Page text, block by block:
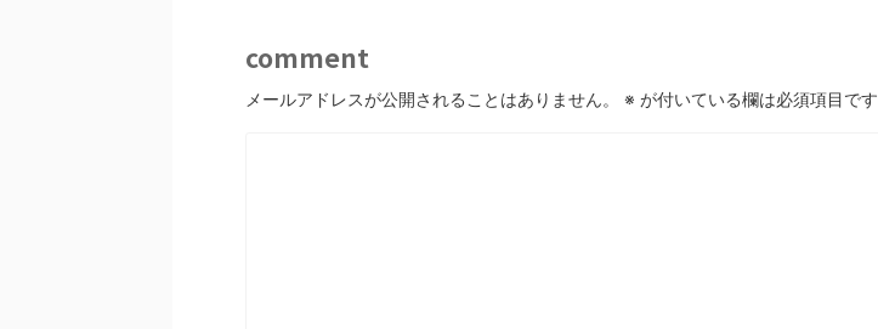
comment
メールアドレスが公開されることはありません。 ※ が付いている欄は必須項目です